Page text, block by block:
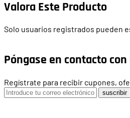
Valora Este Producto
Solo usuarios registrados pueden
Póngase en contacto
Regístrate para recibir cupones,
suscribir